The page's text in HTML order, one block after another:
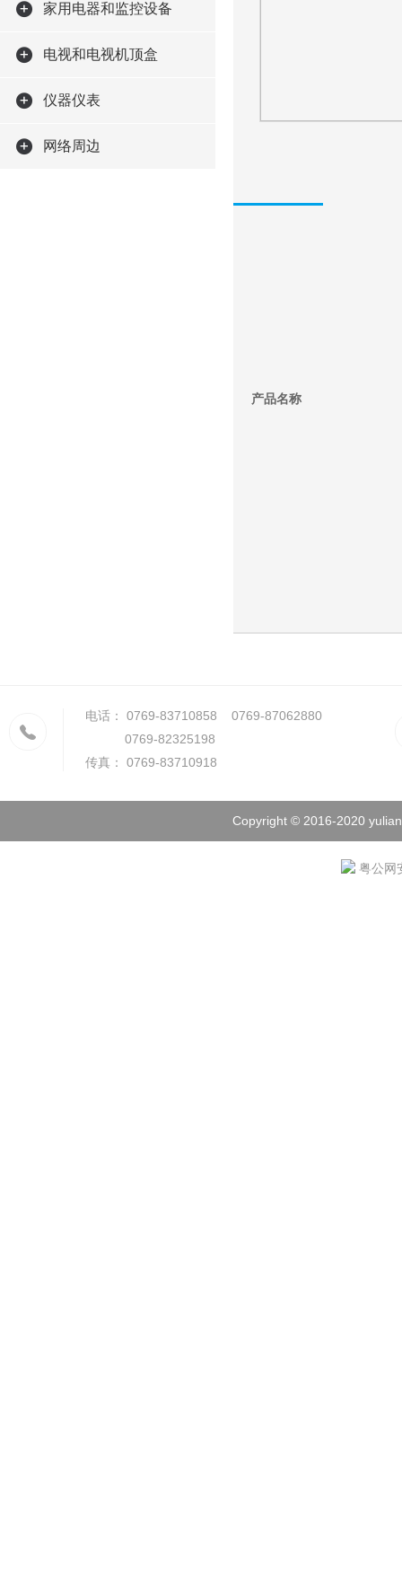
家用电器和监控设备
电视和电视机顶盒
仪器仪表
网络周边
产品名称
电话： 0769-83710858 0769-87062880
0769-82325198
传真： 0769-83710918
Copyright © 2016-2020
粤公网